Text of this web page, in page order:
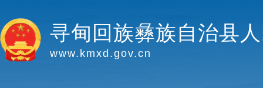
寻甸回族彝族自治县
www.kmxd.gov.cn